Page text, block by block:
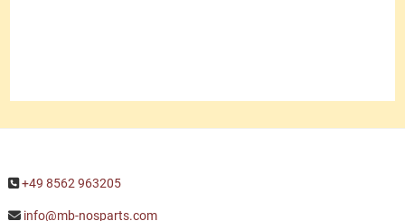
+49 8562 963205
info@mb-nosparts.com